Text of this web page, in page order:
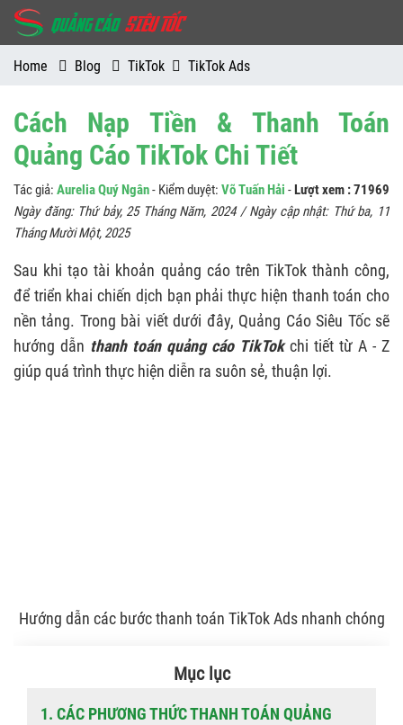
Home Blog TikTok TikTok Ads
Cách Nạp Tiền & Thanh Toán
Quảng Cáo TikTok Chi Tiết
Tác giả: Aurelia Quý Ngân- Kiểm duyệt: Võ Tuấn Hải -Lượt xem : 71969
Ngày đăng: Thứ bảy, 25 Tháng Năm, 2024/ Ngày cập nhật: Thứ ba, 11
Tháng Mười Một, 2025
Sau khi tạo tài khoản quảng cáo trên TikTok thành công,
để triển khai chiến dịch bạn phải thực hiện thanh toán cho
nền tảng. Trong bài viết dưới đây, Quảng Cáo Siêu Tốc sẽ
hướng dẫn thanh toán quảng cáo TikTokchi tiết từ A - Z
giúp quá trình thực hiện diễn ra suôn sẻ, thuận lợi.
Hướng dẫn các bước thanh toán TikTok Ads nhanh chóng
Mục lục
1. CÁC PHƯƠNG THỨC THANH TOÁN QUẢNG